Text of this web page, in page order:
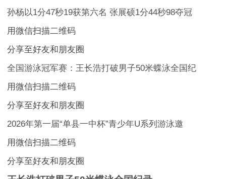
孙杨以1分47秒19获第六名 张展硕1分44秒98夺冠
用微信扫描二维码
分享至好友和朋友圈
全国游泳冠军赛：王长浩打破男子50米蝶泳全国纪
用微信扫描二维码
分享至好友和朋友圈
2026年第一届“单县一中杯”青少年U系列游泳邀
用微信扫描二维码
分享至好友和朋友圈